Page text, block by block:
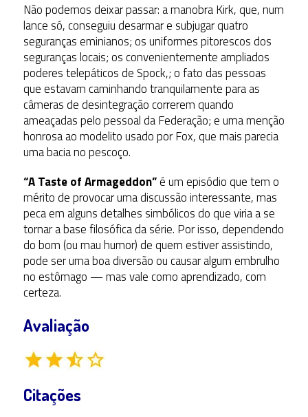
Não podemos deixar passar: a manobra Kirk, que, num
lance só, conseguiu desarmar e subjugar quatro
seguranças eminianos; os uniformes pitorescos dos
seguranças locais; os convenientemente ampliados
poderes telepáticos de Spock,; o fato das pessoas
que estavam caminhando tranquilamente para as
câmeras de desintegração correrem quando
ameaçadas pelo pessoal da Federação; e uma menção
honrosa ao modelito usado por Fox, que mais parecia
uma bacia no pescoço.
“A Taste of Armageddon”é um episódio que tem o
mérito de provocar uma discussão interessante, mas
peca em alguns detalhes simbólicos do que viria a se
tornar a base filosófica da série. Por isso, dependendo
do bom (ou mau humor) de quem estiver assistindo,
pode ser uma boa diversão ou causar algum embrulho
no estômago — mas vale como aprendizado, com
certeza.
Avaliação
Citações